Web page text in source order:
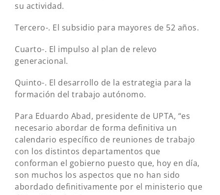
su actividad.
Tercero-. El subsidio para mayores de 52 años.
Cuarto-. El impulso al plan de relevo
generacional.
Quinto-. El desarrollo de la estrategia para la
formación del trabajo autónomo.
Para Eduardo Abad, presidente de UPTA, “es
necesario abordar de forma definitiva un
calendario específico de reuniones de trabajo
con los distintos departamentos que
conforman el gobierno puesto que, hoy en día,
son muchos los aspectos que no han sido
abordado definitivamente por el ministerio que